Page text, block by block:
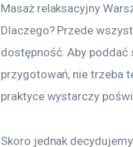
Masaż relaksacyjny
Dlaczego? Przede
dostępność. Aby poddać
przygotowań, nie trzeba
praktyce wystarczy
Skoro jednak